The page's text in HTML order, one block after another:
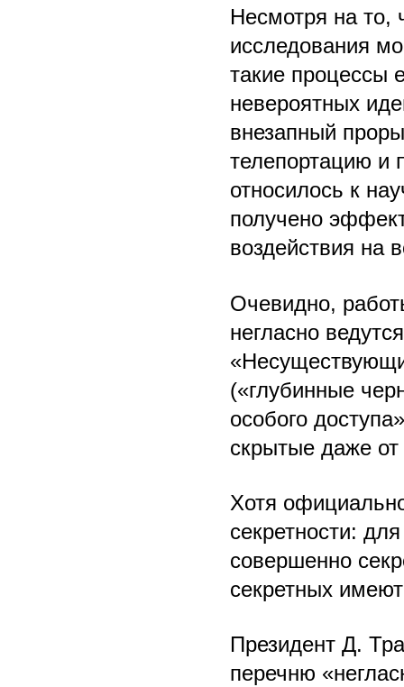
Несмотря на то,
исследования
такие процессы
невероятных
внезапный
телепортацию и
относилось к
получено
воздействия на
Очевидно,
негласно
(«глубинные
особого
скрытые даже от
Хотя
секретности:
совершенно
секретных
Президент Д.
перечню